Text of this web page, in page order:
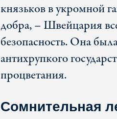
князьков в укромной
добра, – Швейцария
безопасность. Она
антихрупкого
процветания.
Сомнительная